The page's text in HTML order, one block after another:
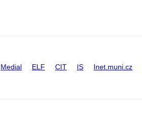
Medial ELF CIT IS Inet.muni.cz